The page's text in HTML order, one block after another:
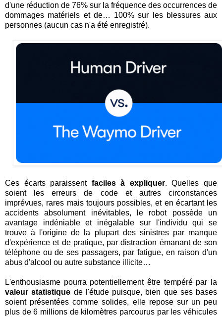
d'une réduction de 76% sur la fréquence des occurrences de
dommages matériels et de… 100% sur les blessures aux
personnes (aucun cas n'a été enregistré).
Ces écarts paraissent faciles à expliquer. Quelles que
soient les erreurs de code et autres circonstances
imprévues, rares mais toujours possibles, et en écartant les
accidents absolument inévitables, le robot possède un
avantage indéniable et inégalable sur l'individu qui se
trouve à l'origine de la plupart des sinistres par manque
d'expérience et de pratique, par distraction émanant de son
téléphone ou de ses passagers, par fatigue, en raison d'un
abus d'alcool ou autre substance illicite…
L'enthousiasme pourra potentiellement être tempéré par la
valeur statistique de l'étude puisque, bien que ses bases
soient présentées comme solides, elle repose sur un peu
plus de 6 millions de kilomètres parcourus par les véhicules